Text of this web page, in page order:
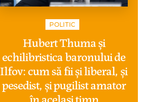
POLITIC
Hubert Thuma și
echilibristica baronului de
Ilfov: cum să fii și liberal, și
pesedist, și pugilist amator
în același timp